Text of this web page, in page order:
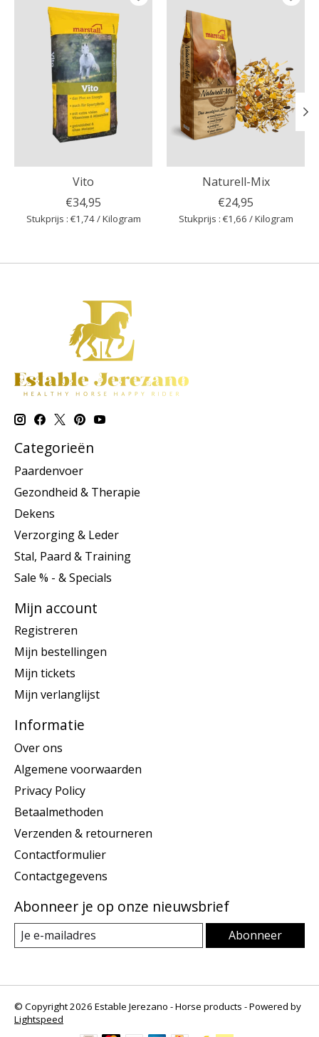
Vito
€34,95
Stukprijs : €1,74 / Kilogram
Naturell-Mix
€24,95
Stukprijs : €1,66 / Kilogram
Categorieën
Paardenvoer
Gezondheid & Therapie
Dekens
Verzorging & Leder
Stal, Paard & Training
Sale % - & Specials
Mijn account
Registreren
Mijn bestellingen
Mijn tickets
Mijn verlanglijst
Informatie
Over ons
Algemene voorwaarden
Privacy Policy
Betaalmethoden
Verzenden & retourneren
Contactformulier
Contactgegevens
Abonneer je op onze nieuwsbrief
Abonneer
© Copyright 2026 Estable Jerezano - Horse products - Powered by
Lightspeed